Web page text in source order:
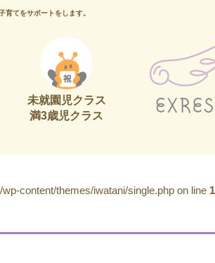
てをサポートをします。
未就園児クラス
満3歳児クラス
content/themes/iwatani/single.php on line